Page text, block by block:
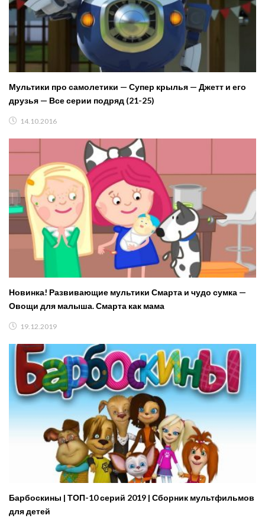
Мультики про самолетики — Супер крылья — Джетт и его
друзья — Все серии подряд (21-25)
14.10.2016
Новинка! Развивающие мультики Смарта и чудо сумка —
Овощи для малыша. Смарта как мама
19.12.2019
Барбоскины | ТОП-10 серий 2019 | Сборник мультфильмов
для детей